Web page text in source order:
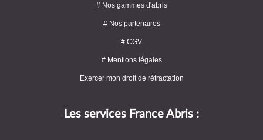
# Nos gammes d'abris
# Nos partenaires
# CGV
# Mentions légales
Exercer mon droit de rétractation
Les services France Abris :